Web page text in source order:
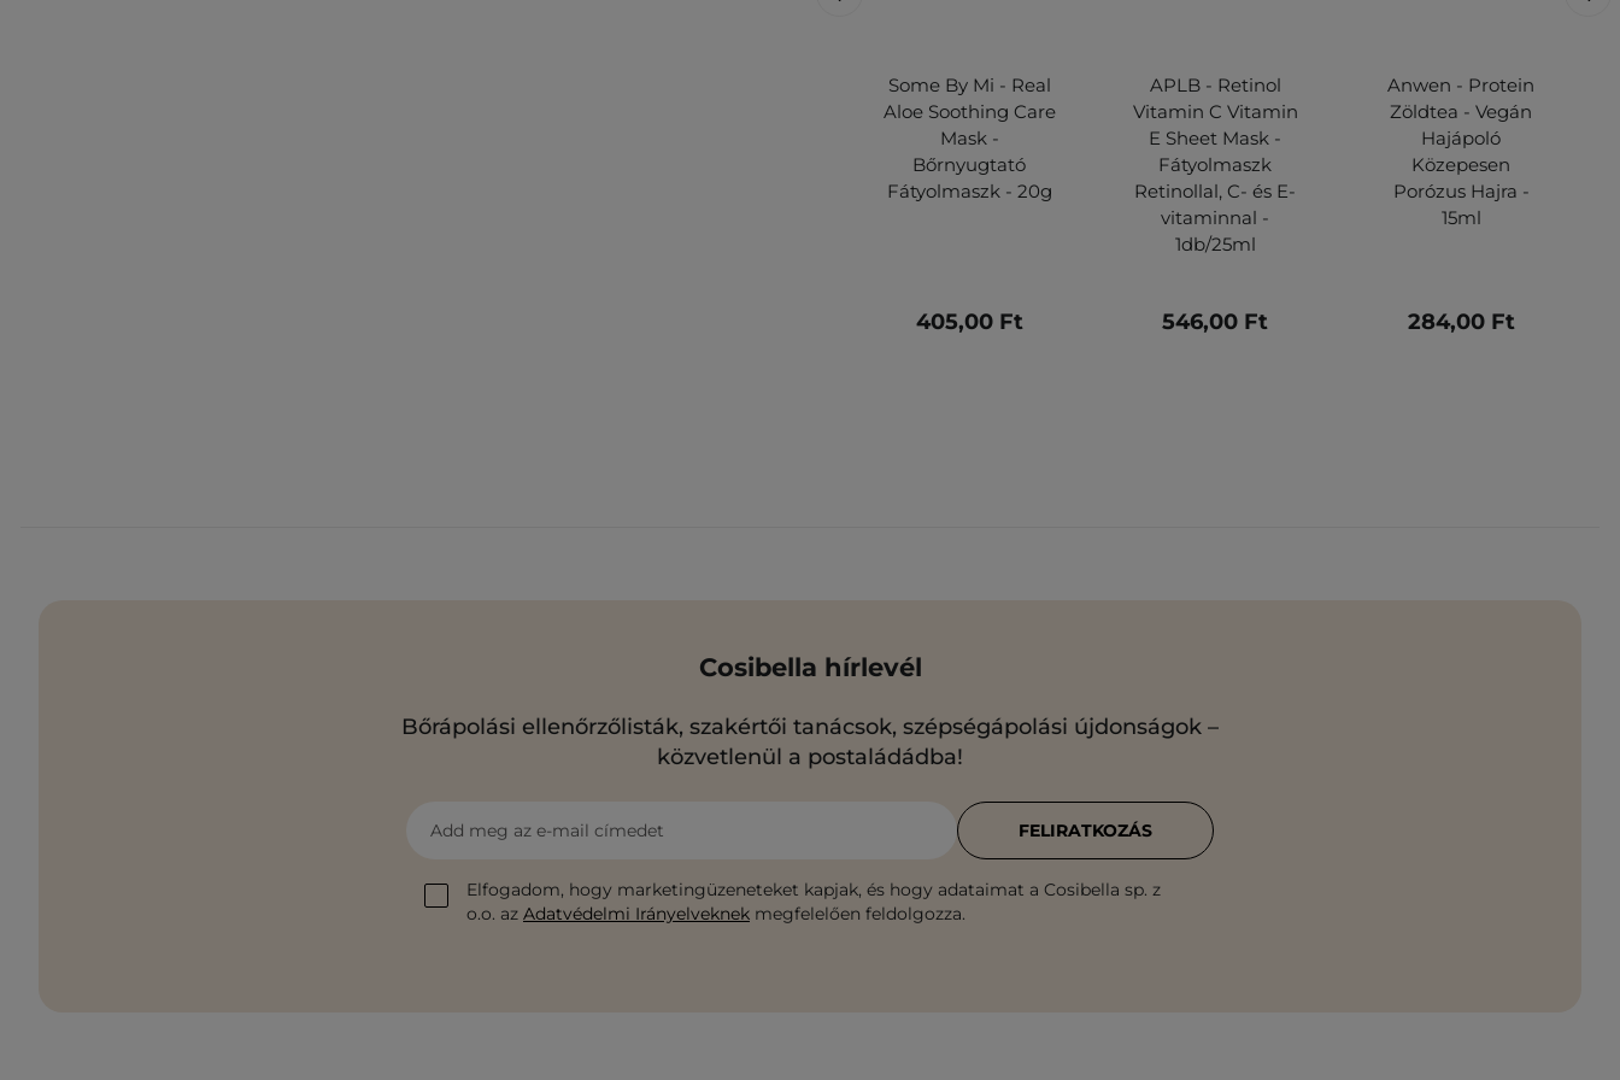
Some By Mi - Real
Aloe Soothing Care
Mask -
Bőrnyugtató
Fátyolmaszk - 20g
405,00 Ft
APLB - Retinol
Vitamin C Vitamin
E Sheet Mask -
Fátyolmaszk
Retinollal, C- és E-
vitaminnal -
1db/25ml
546,00 Ft
Anwen - Protein
Zöldtea - Vegán
Hajápoló
Közepesen
Porózus Hajra -
15ml
284,00 Ft
Cosibella hírlevél
Bőrápolási ellenőrzőlisták, szakértői tanácsok, szépségápolási újdonságok –
közvetlenül a postaládádba!
Add meg az e-mail címedet
Elfogadom, hogy marketingüzeneteket kapjak, és hogy adataimat a Cosibella sp. z
o.o. az Adatvédelmi Irányelveknek megfelelően feldolgozza.
FELIRATKOZÁS